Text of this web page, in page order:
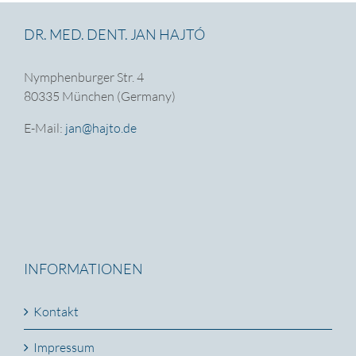
DR. MED. DENT. JAN HAJTÓ
Nymphenburger Str. 4
80335 München (Germany)
E-Mail: jan@hajto.de
INFORMATIONEN
Kontakt
Impressum